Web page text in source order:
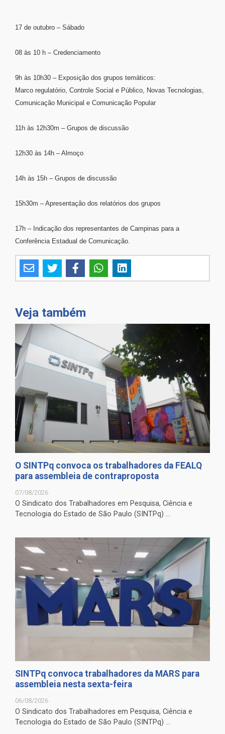
17 de outubro – Sábado
08 às 10 h – Credenciamento
9h às 10h30 – Exposição dos grupos temáticos:
Marco regulatório, Controle Social e Público, Novas Tecnologias,
Comunicação Municipal e Comunicação Popular
11h às 12h30m – Grupos de discussão
12h30 às 14h – Almoço
14h às 15h – Grupos de discussão
15h30m – Apresentação dos relatórios dos grupos
17h – Indicação dos representantes de Campinas para a
Conferência Estadual de Comunicação.
Veja também
O SINTPq convoca os trabalhadores da FEALQ
para assembleia de contraproposta
07/08/2026
O Sindicato dos Trabalhadores em Pesquisa, Ciência e
Tecnologia do Estado de São Paulo (SINTPq) ...
SINTPq convoca trabalhadores da MARS para
assembleia nesta sexta-feira
06/08/2026
O Sindicato dos Trabalhadores em Pesquisa, Ciência e
Tecnologia do Estado de São Paulo (SINTPq) ...